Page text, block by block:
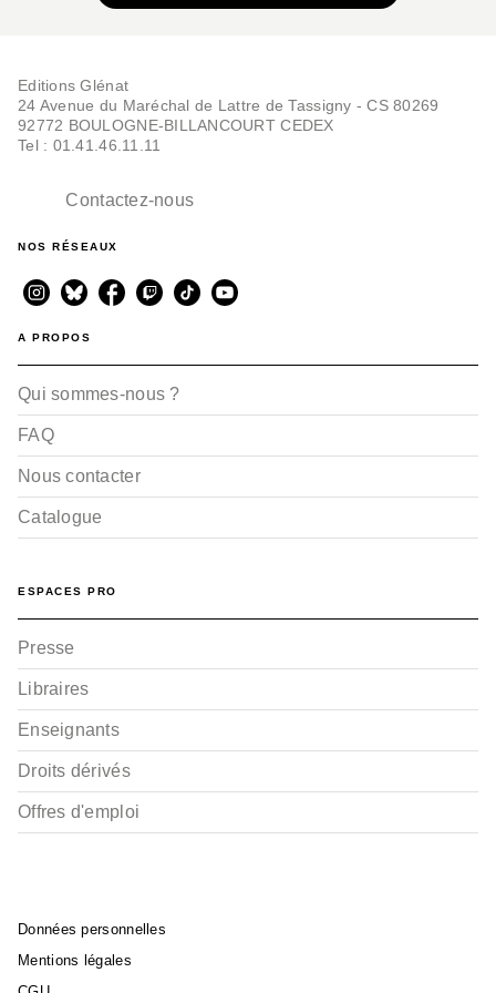
Editions Glénat
24 Avenue du Maréchal de Lattre de Tassigny - CS 80269
92772 BOULOGNE-BILLANCOURT CEDEX
Tel : 01.41.46.11.11
Contactez-nous
NOS RÉSEAUX
A PROPOS
Qui sommes-nous ?
FAQ
Nous contacter
Catalogue
ESPACES PRO
Presse
Libraires
Enseignants
Droits dérivés
Offres d'emploi
Données personnelles
Mentions légales